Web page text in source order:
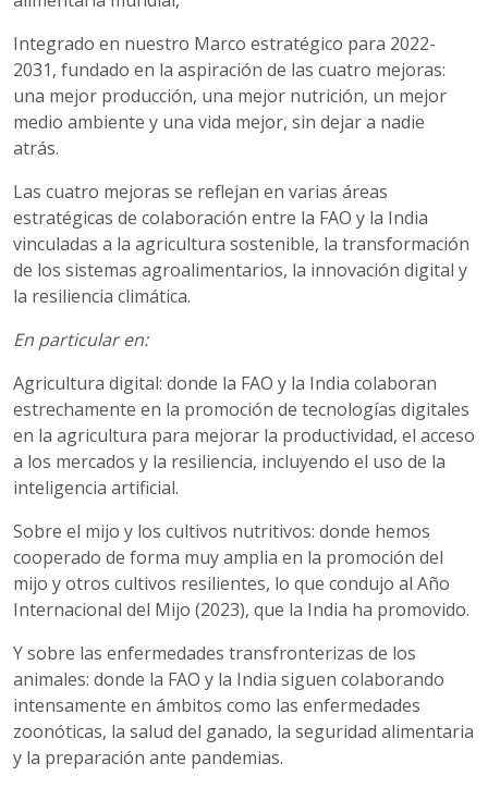
Integrado en nuestro Marco estratégico para 2022-
2031, fundado en la aspiración de las cuatro mejoras:
una mejor producción, una mejor nutrición, un mejor
medio ambiente y una vida mejor, sin dejar a nadie
atrás.
Las cuatro mejoras se reflejan en varias áreas
estratégicas de colaboración entre la FAO y la India
vinculadas a la agricultura sostenible, la transformación
de los sistemas agroalimentarios, la innovación digital y
la resiliencia climática.
En particular en:
Agricultura digital: donde la FAO y la India colaboran
estrechamente en la promoción de tecnologías digitales
en la agricultura para mejorar la productividad, el acceso
a los mercados y la resiliencia, incluyendo el uso de la
inteligencia artificial.
Sobre el mijo y los cultivos nutritivos: donde hemos
cooperado de forma muy amplia en la promoción del
mijo y otros cultivos resilientes, lo que condujo al Año
Internacional del Mijo (2023), que la India ha promovido.
Y sobre las enfermedades transfronterizas de los
animales: donde la FAO y la India siguen colaborando
intensamente en ámbitos como las enfermedades
zoonóticas, la salud del ganado, la seguridad alimentaria
y la preparación ante pandemias.